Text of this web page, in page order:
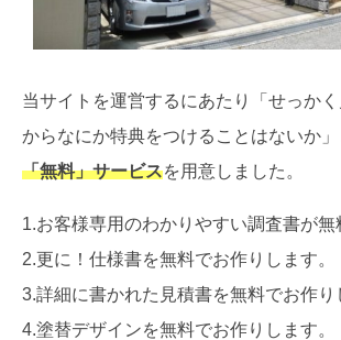
当サイトを運営するにあたり「せっか
からなにか特典をつけることはないか」
「無料」サービスを用意しました。
1.お客様専用のわかりやすい調査書が無
2.更に！仕様書を無料でお作りします。
3.詳細に書かれた見積書を無料でお作り
4.塗替デザインを無料でお作りします。